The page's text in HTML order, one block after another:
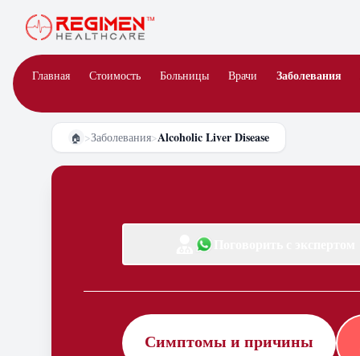
Главная Стоимость Больницы Врачи Заболевания
🏠 >Заболевания>Alcoholic Liver Disease
Симптомы и причины